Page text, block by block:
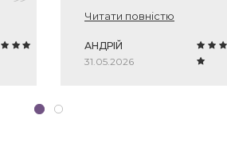
що спробував, тепер це
Читати повністю
АНДРІЙ
31.05.2026